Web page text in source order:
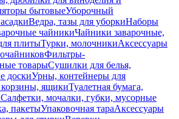
бытовыеУборочный
Ведра, тазы для уборкиНаборы
чайникиЧайники заварочные,
плитыТурки, молочникиАксессуары
Фильтры-
товарыСушилки для белья,
доскиУрны, контейнеры для
ящикиТуалетная бумага,
Салфетки, мочалки, губки, мусорные
пакетыУпаковочная тараАксессуары